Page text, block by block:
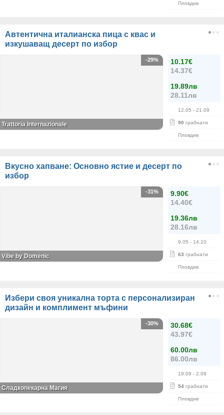
Пловдив
Автентична италианска пица с квас и
изкушаващ десерт по избор
10.17€
14.37€
19.89лв
28.11лв
12.05 - 21.09
90 грабнати
Пловдив
-29%
Trattoria Internazionale
Вкусно хапване: Основно ястие и десерт по
избор
9.90€
14.40€
19.36лв
28.16лв
9.05 - 14.10
63 грабнати
Пловдив
-31%
Vibe by Domenic
Избери своя уникална торта с персонализиран
дизайн и комплимент мъфини
30.68€
43.97€
60.00лв
86.00лв
19.09 - 2.09
54 грабнати
Пловдив
-30%
Сладкопекарна Магия